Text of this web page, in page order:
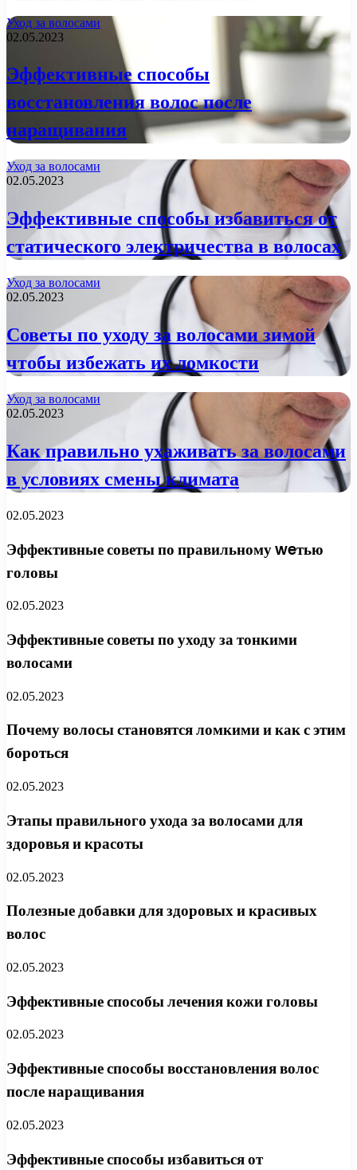
Уход за волосами
02.05.2023
Эффективные способы
восстановления волос после
наращивания
Уход за волосами
02.05.2023
Эффективные способы избавиться от
статического электричества в волосах
Уход за волосами
02.05.2023
Советы по уходу за волосами зимой
чтобы избежать их ломкости
Уход за волосами
02.05.2023
Как правильно ухаживать за волосами
в условиях смены климата
02.05.2023
Эффективные советы по правильному weтью
головы
02.05.2023
Эффективные советы по уходу за тонкими
волосами
02.05.2023
Почему волосы становятся ломкими и как с этим
бороться
02.05.2023
Этапы правильного ухода за волосами для
здоровья и красоты
02.05.2023
Полезные добавки для здоровых и красивых
волос
02.05.2023
Эффективные способы лечения кожи головы
02.05.2023
Эффективные способы восстановления волос
после наращивания
02.05.2023
Эффективные способы избавиться от